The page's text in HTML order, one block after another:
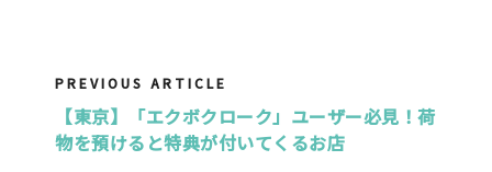
PREVIOUS ARTICLE
【東京】「エクボクローク」ユーザー必見！荷
物を預けると特典が付いてくるお店